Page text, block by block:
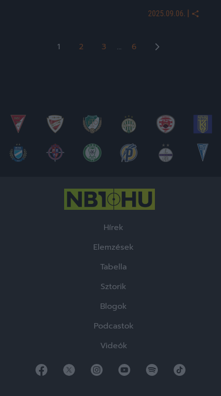
2025.09.06. |
Bejegyzések
1 2 3 … 6
Hírek
Elemzések
Tabella
Sztorik
Blogok
Podcastok
Videók